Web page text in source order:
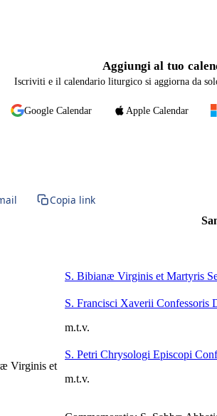
Aggiungi al tuo
Iscriviti e il calendario liturgico si aggiorna da
Google Calendar Apple Calendar
Copia link
S. Bibianæ Virginis et Martyris
S. Francisci Xaverii Confessoris
m.t.v.
Virginis et
S. Petri Chrysologi Episcopi
m.t.v.